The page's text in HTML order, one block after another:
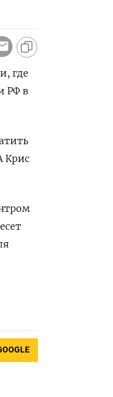
где
РФ в
Крис